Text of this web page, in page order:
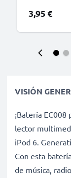
3,95 €
VISIÓN
¡Batería
lector
iPod 6.
Con esta
de música,